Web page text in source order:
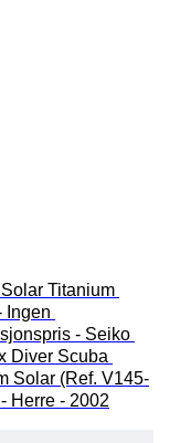
Titanium
Ingen
- Seiko
Diver Scuba
Solar (Ref. V145-
Herre - 2002